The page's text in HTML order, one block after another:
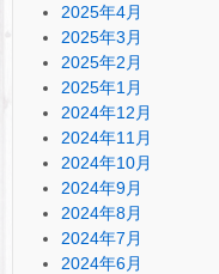
2025年4月
2025年3月
2025年2月
2025年1月
2024年12月
2024年11月
2024年10月
2024年9月
2024年8月
2024年7月
2024年6月